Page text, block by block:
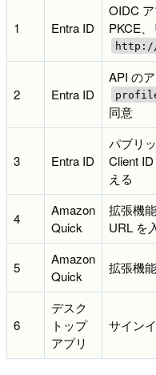
1 Entra ID
OIDC
PKCE
http://
2 Entra ID
API の
同意
3 Entra ID
パブリ
Client
える
4
Amazon
Quick
拡張機
URL を
5
Amazon
Quick
拡張機
6
デスク
トップ
アプリ
サイン